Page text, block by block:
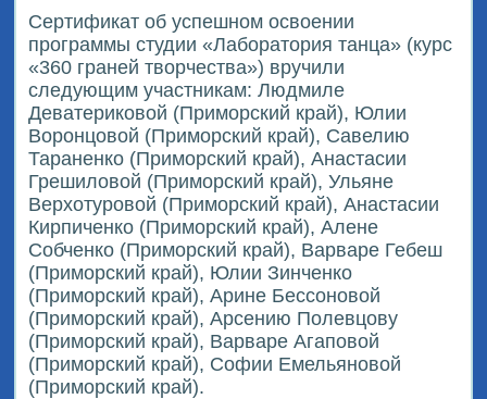
Сертификат об успешном освоении
программы студии «Лаборатория танца» (курс
«360 граней творчества») вручили
следующим участникам: Людмиле
Деватериковой (Приморский край), Юлии
Воронцовой (Приморский край), Савелию
Тараненко (Приморский край), Анастасии
Грешиловой (Приморский край), Ульяне
Верхотуровой (Приморский край), Анастасии
Кирпиченко (Приморский край), Алене
Собченко (Приморский край), Варваре Гебеш
(Приморский край), Юлии Зинченко
(Приморский край), Арине Бессоновой
(Приморский край), Арсению Полевцову
(Приморский край), Варваре Агаповой
(Приморский край), Софии Емельяновой
(Приморский край).